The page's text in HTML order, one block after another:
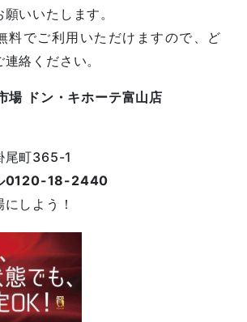
いいたします。
料でご利用いただけますので、ど
絡ください。
場 ドン・キホーテ富山店
尾町365-1
0120-18-2440
しよう！